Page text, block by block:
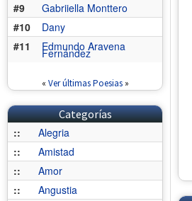
#9
Gabriiella Monttero
#10
Dany
#11
Edmundo Aravena
Fernández
« Ver últimas Poesias»
Categorías
::
Alegria
::
Amistad
::
Amor
::
Angustia